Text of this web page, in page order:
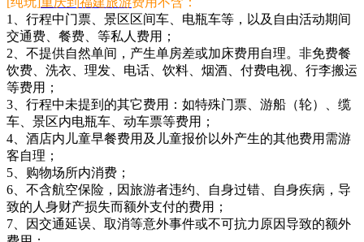
1、行程中门票、景区区间车、电瓶车等，以及自由活动期间
交通费、餐费、等私人费用；
2、不提供自然单间，产生单房差或加床费用自理。非免费餐
饮费、洗衣、理发、电话、饮料、烟酒、付费电视、行李搬运
等费用；
3、行程中未提到的其它费用：如特殊门票、游船（轮）、缆
车、景区内电瓶车、动车票等费用；
4、酒店内儿童早餐费用及儿童报价以外产生的其他费用需游
客自理；
5、购物场所内消费；
6、不含航空保险，因旅游者违约、自身过错、自身疾病，导
致的人身财产损失而额外支付的费用；
7、因交通延误、取消等意外事件或不可抗力原因导致的额外